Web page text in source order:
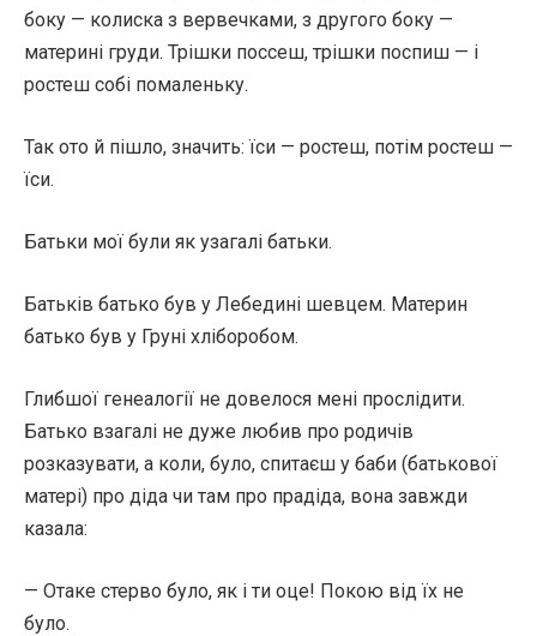
боку — колиска з вервечками, з другого боку —
материні груди. Трішки поссеш, трішки поспиш — і
ростеш собі помаленьку.
Так ото й пішло, значить: їси — ростеш, потім ростеш —
їси.
Батьки мої були як узагалі батьки.
Батьків батько був у Лебедині шевцем. Материн
батько був у Груні хліборобом.
Глибшої генеалогії не довелося мені прослідити.
Батько взагалі не дуже любив про родичів
розказувати, а коли, було, спитаєш у баби (батькової
матері) про діда чи там про прадіда, вона завжди
казала:
— Отаке стерво було, як і ти оце! Покою від їх не
було.